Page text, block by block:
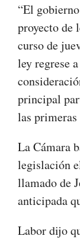
“El
proyecto de
curso de
ley regrese
principal
las primeras
La Cámara
legislación
llamado de
anticipada
Labor dijo